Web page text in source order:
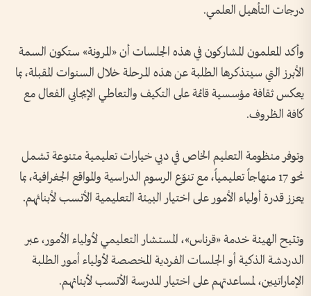
درجات التأهيل العلمي.
وأكد المعلمون المشاركون في هذه الجلسات أن «المرونة» ستكون السمة
الأبرز التي سيتذكرها الطلبة عن هذه المرحلة خلال السنوات المقبلة، بما
يعكس ثقافة مؤسسية قائمة على التكيف والتعاطي الإيجابي الفعال مع
كافة الظروف.
وتوفر منظومة التعليم الخاص في دبي خيارات تعليمية متنوعة تشمل
نحو 17 منهاجاً تعليمياً، مع تنوّع الرسوم الدراسية والمواقع الجغرافية، بما
يعزز قدرة أولياء الأمور على اختيار البيئة التعليمية الأنسب لأبنائهم.
وتتيح الهيئة خدمة «قرناس»، المستشار التعليمي لأولياء الأمور، عبر
الدردشة الذكية أو الجلسات الفردية المخصصة لأولياء أمور الطلبة
الإماراتيين، لمساعدتهم على اختيار المدرسة الأنسب لأبنائهم.